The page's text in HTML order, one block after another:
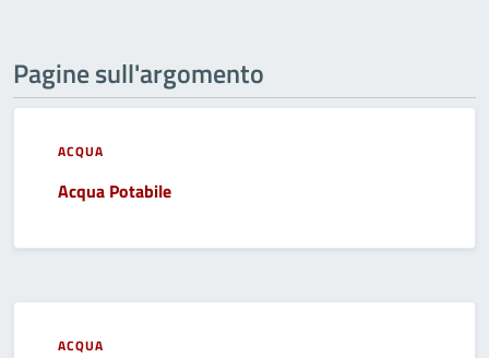
Pagine sull'argomento
ACQUA
Acqua Potabile
ACQUA